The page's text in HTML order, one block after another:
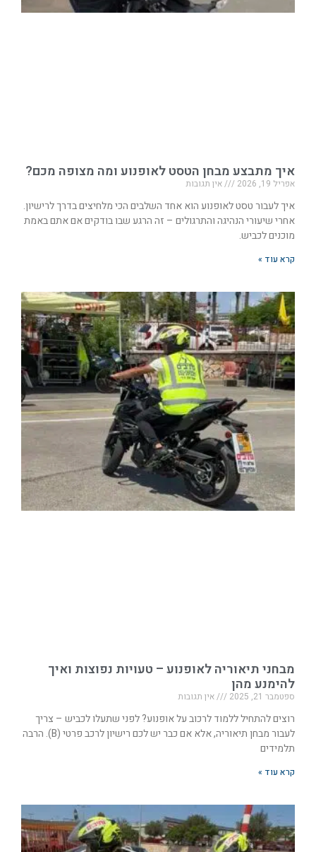
איך מתבצע מבחן הטסט לאופנוע ומה מצופה מכם?
אפריל 19, 2026 אין תגובות
איך לעבור טסט לאופנוע הוא אחד השלבים הכי מלחיצים בדרך לרישיון.
אחרי שיעורי הנהיגה והתרגולים – זה הרגע שבו בודקים אם אתם באמת
מוכנים לכביש.
קרא עוד »
מבחני תיאוריה לאופנוע – טעויות נפוצות ואיך
להימנע מהן
ספטמבר 21, 2025 אין תגובות
רוצים להתחיל ללמוד לרכוב על אופנוע? לפני שתעלו לכביש – צריך
לעבור מבחן תיאוריה, אלא אם כבר יש לכם רישיון לרכב פרטי (B). הרבה
תלמידים
קרא עוד »